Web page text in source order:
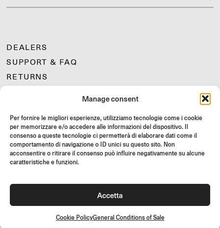
Manage consent
Per fornire le migliori esperienze, utilizziamo tecnologie come i cookie
per memorizzare e/o accedere alle informazioni del dispositivo. Il
consenso a queste tecnologie ci permetterà di elaborare dati come il
comportamento di navigazione o ID unici su questo sito. Non
acconsentire o ritirare il consenso può influire negativamente su alcune
caratteristiche e funzioni.
Accetta
Cookie PolicyGeneral Conditions of Sale
DEALERS
SUPPORT & FAQ
RETURNS
LIMITED OFFERS
JOIN US
Join the Rizoma community
and access exclusive content and special offers!